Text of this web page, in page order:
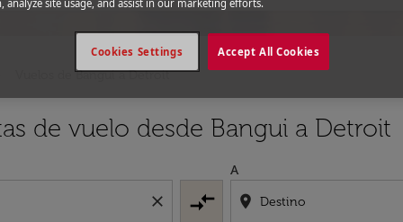
Vuelos de Bangui a Detroit
de vuelo desde Bangui a Detroit
close compare_arrows
A
location_on
destino) o interactúe con fechas individuales a
analyze site usage, and assist in our marketing efforts.
Accept All Cookies
Cookies Settings